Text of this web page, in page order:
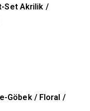
Set Akrilik /
Göbek / Floral /